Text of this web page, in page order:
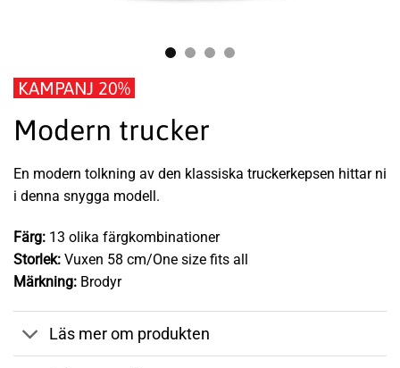
KAMPANJ 20%
Modern trucker
En modern tolkning av den klassiska truckerkepsen hittar ni
i denna snygga modell.
Färg: 13 olika färgkombinationer
Storlek: Vuxen 58 cm/One size fits all
Märkning: Brodyr
Läs mer om produkten